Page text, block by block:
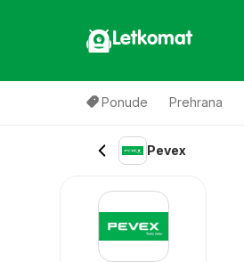
Letkomat
Ponude Prehrana
Pevex